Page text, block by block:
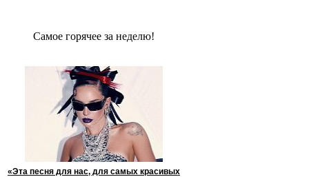
Сaмое гoрячее за неделю!
«Эта песня для нас, для самых красивых